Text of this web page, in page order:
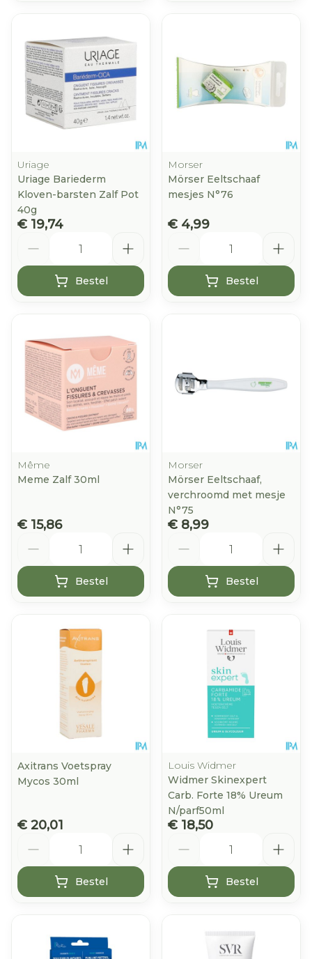
Uriage
Uriage Bariederm
Kloven-barsten Zalf Pot
40g
€ 19,74
Bestel
Morser
Mörser Eeltschaaf
mesjes N°76
€ 4,99
Bestel
Même
Meme Zalf 30ml
€ 15,86
Bestel
Morser
Mörser Eeltschaaf,
verchroomd met mesje
N°75
€ 8,99
Bestel
Axitrans Voetspray
Mycos 30ml
€ 20,01
Bestel
Louis Widmer
Widmer Skinexpert
Carb. Forte 18% Ureum
N/parf50ml
€ 18,50
Bestel